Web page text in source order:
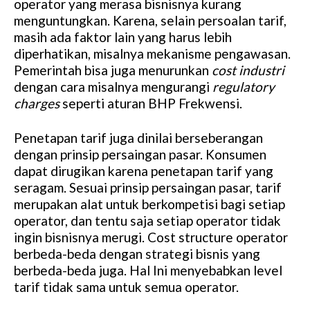
operator yang merasa bisnisnya kurang
menguntungkan. Karena, selain persoalan tarif,
masih ada faktor lain yang harus lebih
diperhatikan, misalnya mekanisme pengawasan.
Pemerintah bisa juga menurunkan cost industri
dengan cara misalnya mengurangi regulatory
chargesseperti aturan BHP Frekwensi.
Penetapan tarif juga dinilai berseberangan
dengan prinsip persaingan pasar. Konsumen
dapat dirugikan karena penetapan tarif yang
seragam. Sesuai prinsip persaingan pasar, tarif
merupakan alat untuk berkompetisi bagi setiap
operator, dan tentu saja setiap operator tidak
ingin bisnisnya merugi. Cost structure operator
berbeda-beda dengan strategi bisnis yang
berbeda-beda juga. Hal Ini menyebabkan level
tarif tidak sama untuk semua operator.